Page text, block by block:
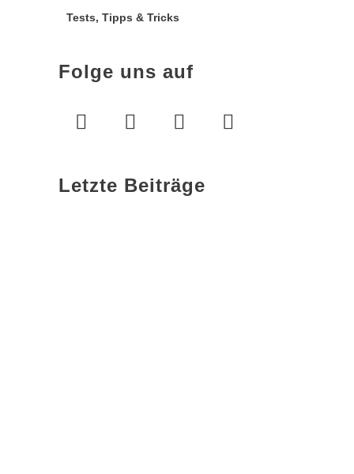
Tests, Tipps & Tricks
Folge uns auf
Letzte Beiträge